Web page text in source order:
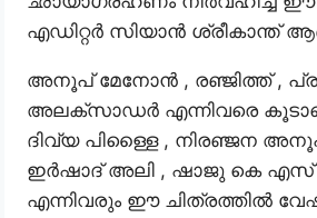
എഡിറ്റർ സിയാൻ ശ്രീകാന്ത്
അനൂപ് മേനോൻ , രഞ്ജിത്ത് ,
അലക്സാഡർ എന്നിവരെ
ദിവ്യ പിള്ളൈ , നിരഞ്ജന
ഇർഷാദ് അലി , ഷാജു കെ
എന്നിവരും ഈ ചിത്രത്തിൽ